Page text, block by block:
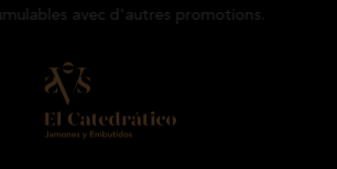
avec d'autres promotions.